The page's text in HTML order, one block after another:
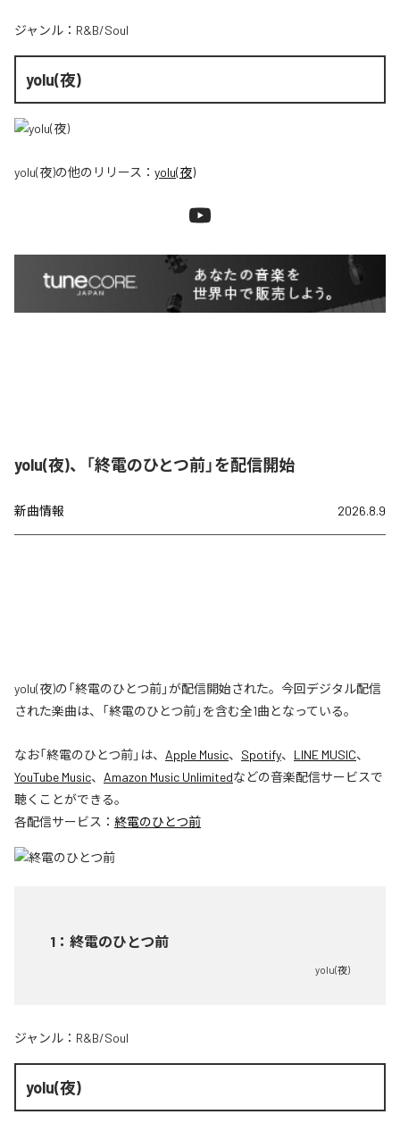
ジャンル： R&B/Soul
yolu(夜)
yolu(夜)の他のリリース： yolu(夜)
yolu(夜)、「終電のひとつ前」を配信開始
新曲情報 2026.8.9
yolu(夜)の「終電のひとつ前」が配信開始された。今回デジタル配信
された楽曲は、「終電のひとつ前」を含む全1曲となっている。
なお「終電のひとつ前」は、 Apple Music、 Spotify、 LINE MUSIC、
YouTube Music、 Amazon Music Unlimitedなどの音楽配信サービスで
聴くことができる。
各配信サービス： 終電のひとつ前
1 ： 終電のひとつ前
yolu(夜)
ジャンル： R&B/Soul
yolu(夜)